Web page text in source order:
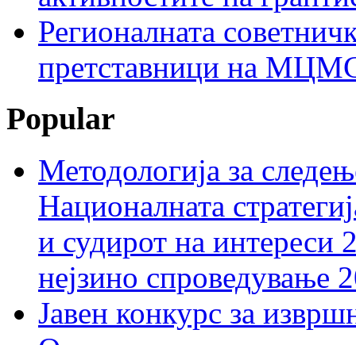
Регионалната
претставници на МЦМС
Popular
Методологија за
Националната
и судирот на интереси
нејзино спроведување
Јавен конкурс за